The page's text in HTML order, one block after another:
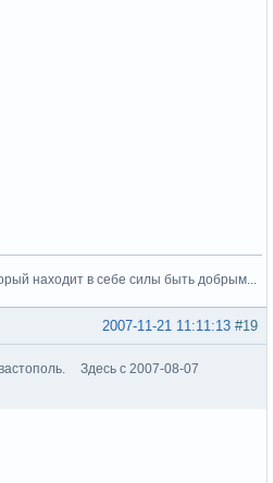
находит в себе силы быть добрым...
#19
2007-11-21 11:11:13
Здесь с 2007-08-07